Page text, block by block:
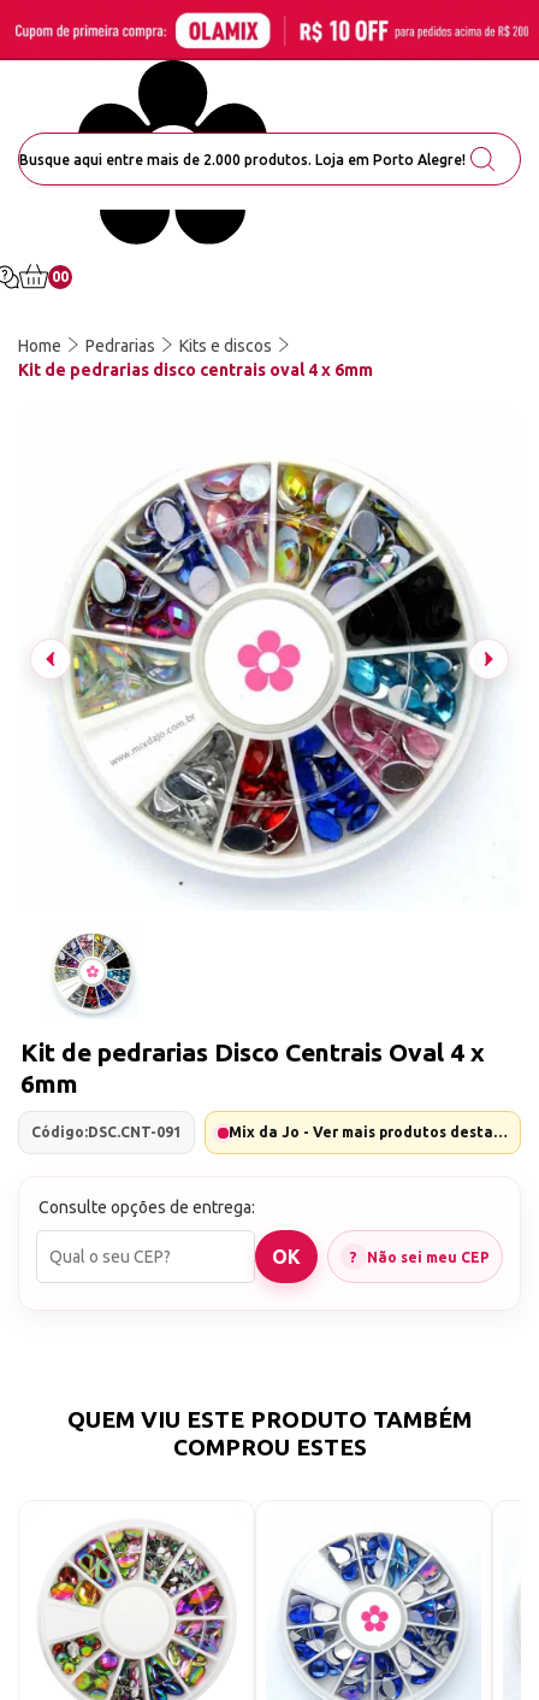
00
Home Pedrarias
Kits e discos
Kit de pedrarias disco centrais oval 4 x 6mm
Kit de pedrarias Disco Centrais Oval 4 x
6mm
Código:DSC.CNT-091 Mix da Jo - Ver mais produtos desta marca
Consulte opções de entrega:
Não sei meu CEP
QUEM VIU ESTE PRODUTO TAMBÉM
COMPROU ESTES